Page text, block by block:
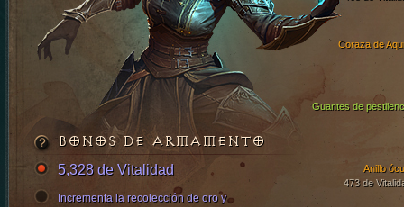
Coraza de
Guantes de
Anillo
473 de
BONOS DE ARMAMENTO
5,328 de Vitalidad
Incrementa la recolección de oro y